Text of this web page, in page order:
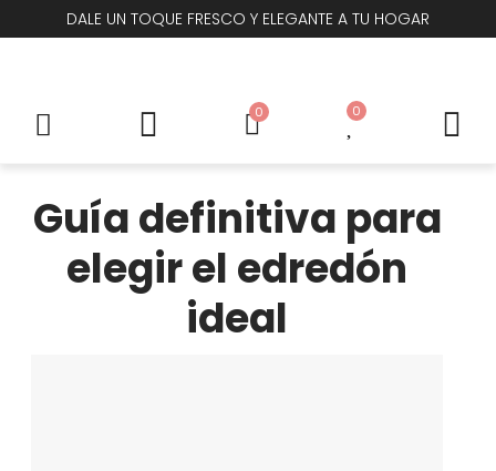
DALE UN TOQUE FRESCO Y ELEGANTE A TU HOGAR
0 0
Guía definitiva para
elegir el edredón
ideal